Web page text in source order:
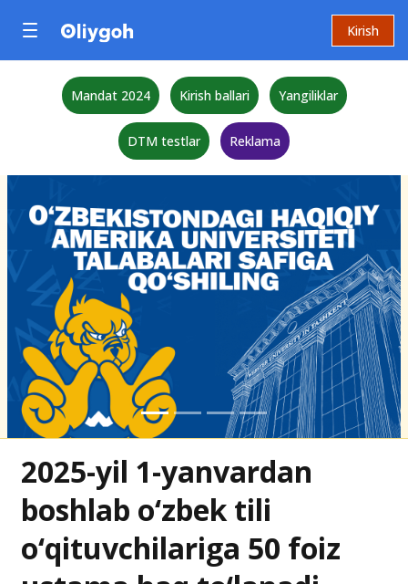
Kirish
Mandat 2024 Kirish ballari Yangiliklar
DTM testlar Reklama
2025-yil 1-yanvardan
boshlab o‘zbek tili
o‘qituvchilariga 50 foiz